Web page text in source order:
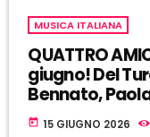
MUSICA ITALIANA
QUATTRO
giugno! Del
Bennato,
today 15 GIUGNO 2026